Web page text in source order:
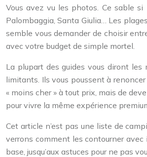
Vous avez vu les photos. Ce sable
Palombaggia, Santa Giulia… Les
semble vous demander de choisir
avec votre budget de simple mortel.
La plupart des guides vous diront les
limitants. Ils vous poussent à
« moins cher » à tout prix, mais de
pour vivre la même expérience
Cet article n’est pas une liste de
verrons comment les contourner avec
base, jusqu’aux astuces pour ne pas